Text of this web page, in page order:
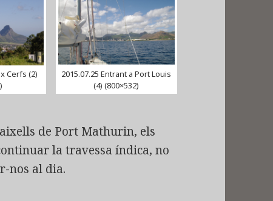
Cerfs (2)
2015.07.25 Entrant a Port Louis
(4) (800×532)
de Port Mathurin, els
la travessa índica, no
nos al dia.